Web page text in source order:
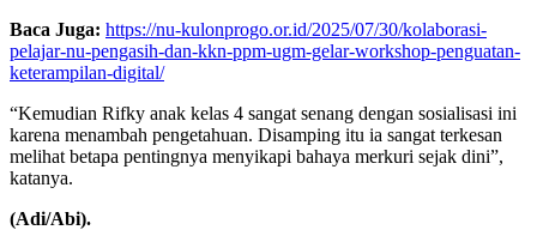
Baca Juga: https://nu-kulonprogo.or.id/2025/07/30/kolaborasi-
pelajar-nu-pengasih-dan-kkn-ppm-ugm-gelar-workshop-penguatan-
keterampilan-digital/
“Kemudian Rifky anak kelas 4 sangat senang dengan sosialisasi ini
karena menambah pengetahuan. Disamping itu ia sangat terkesan
melihat betapa pentingnya menyikapi bahaya merkuri sejak dini”,
katanya.
(Adi/Abi).